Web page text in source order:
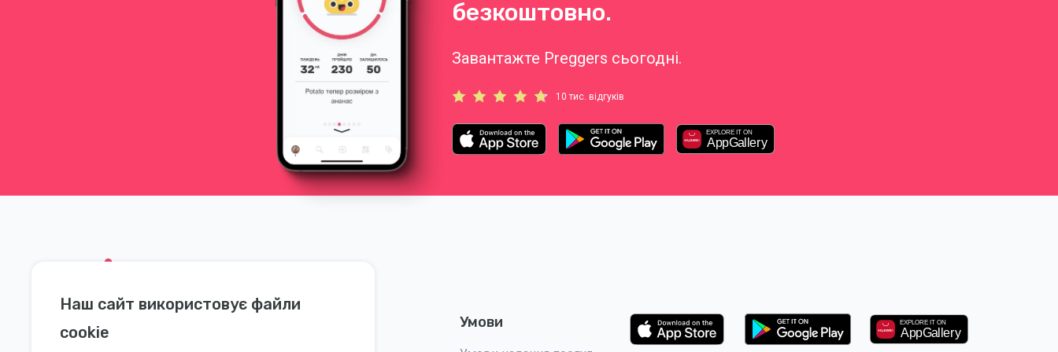
безкоштовно.
Завантажте Preggers сьогодні.
10 тис. відгуків
Соціальні мережі Умови
Наш сайт використовує файли
cookie